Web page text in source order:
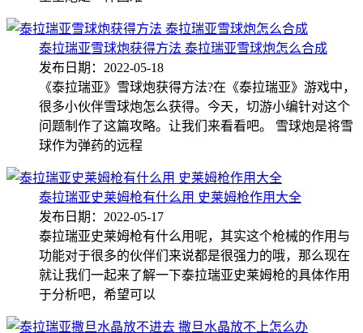
泰拉瑞亚雪球炮获得方法 泰拉瑞亚雪球炮怎么合成
发布日期：2022-05-18
《泰拉瑞亚》雪球炮获得方法?在《泰拉瑞亚》游戏中，
很多小伙伴雪球炮怎么获得。今天，切游小编针对这个
问题制作了这篇攻略。让我们来看看吧。 雪球炮是将雪
球作为弹药的远程
泰拉瑞亚史莱姆枪有什么用 史莱姆枪作用大全
发布日期：2022-05-17
泰拉瑞亚史莱姆枪有什么用呢，其实这个枪械的作用与
功能对于很多的伙伴们来说都是很强力的哦，那么现在
就让我们一起来了解一下泰拉瑞亚史莱姆枪的具体作用
于分析吧，希望可以